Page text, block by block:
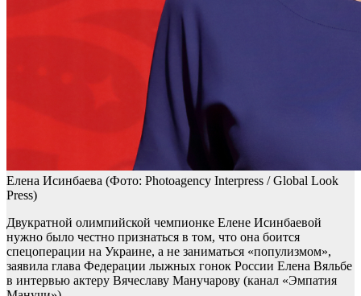
Елена Исинбаева (Фото: Photoagency Interpress / Global Look
Press)
Двукратной олимпийской чемпионке Елене Исинбаевой
нужно было честно признаться в том, что она боится
спецоперации на Украине, а не заниматься «популизмом»,
заявила глава Федерации лыжных гонок России Елена Вяльбе
в интервью актеру Вячеславу Манучарову (канал «Эмпатия